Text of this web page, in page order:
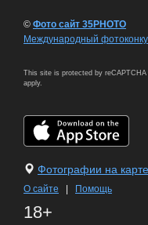
© Фото сайт 35PHOTO
Международный
This site is protected by reCAPTCHA
apply.
Фотографии на
О сайте Помощь
18+